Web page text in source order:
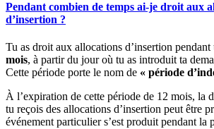
Pendant combien de temps ai-je droit aux
d’insertion ?
Tu as droit aux allocations d’insertion pendant
mois, à partir du jour où tu as introduit ta
Cette période porte le nom de « période
À l’expiration de cette période de 12 mois, la
tu reçois des allocations d’insertion peut être
événement particulier s’est produit pendant la